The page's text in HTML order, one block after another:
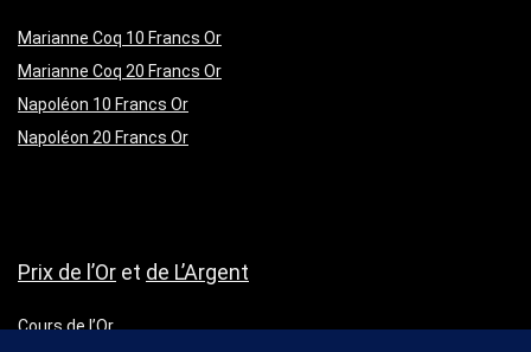
Marianne Coq 10 Francs Or
Marianne Coq 20 Francs Or
Napoléon 10 Francs Or
Napoléon 20 Francs Or
Prix de l’Or et de L’Argent
Cours de l’Or